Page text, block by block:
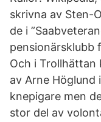
skrivna av Sten-
de i
pensionärsklubb
Och i Trollhättan
av Arne Höglund
knepigare men
stor del av